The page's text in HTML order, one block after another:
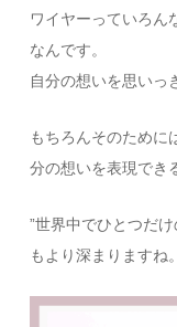
ワイヤーっていろん
なんです。
自分の想いを思いっ
もちろんそのために
分の想いを表現でき
”世界中でひとつだ
もより深まりますね。